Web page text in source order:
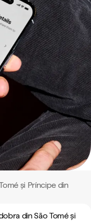
și Príncipe din
din São Tomé și